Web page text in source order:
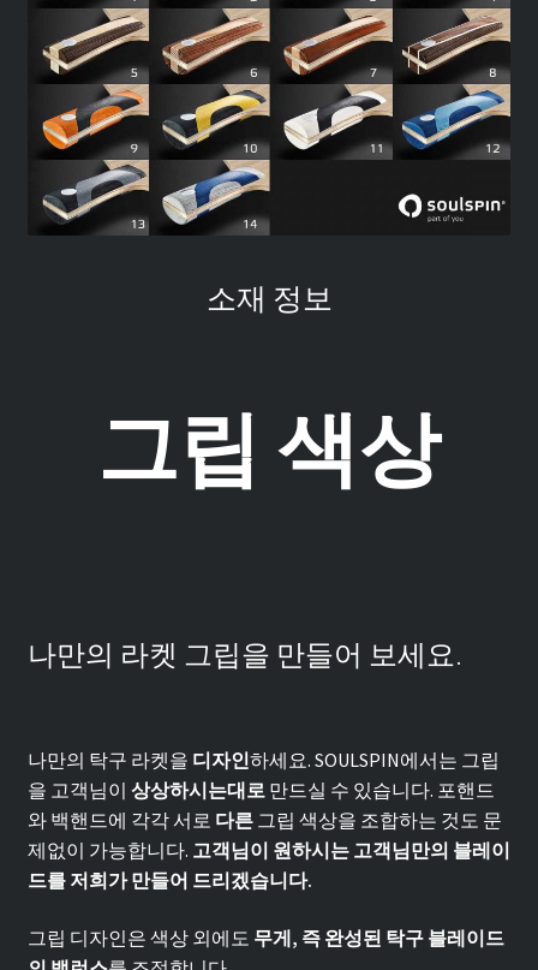
소재 정보
그립 색상
나만의 라켓 그립을 만들어 보세요.
나만의 탁구 라켓을 디자인하세요. SOULSPIN에서는 그립
을 고객님이 상상하시는대로 만드실 수 있습니다. 포핸드
와 백핸드에 각각 서로 다른그립 색상을 조합하는 것도 문
제없이 가능합니다. 고객님이 원하시는 고객님만의 블레이
드를 저희가 만들어 드리겠습니다.
그립 디자인은 색상 외에도 무게, 즉 완성된 탁구 블레이드